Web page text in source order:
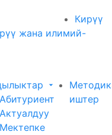
Кирүү
жана илимий-
Абитуриент
Актуалдуу
Мектепке
иштер